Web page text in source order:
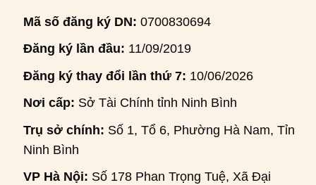
Mã số đăng ký DN: 0700830694
Đăng ký lần đầu: 11/09/2019
Đăng ký thay đổi lần thứ 7: 10/06/2026
Nơi cấp: Sở Tài Chính tỉnh Ninh Bình
Trụ sở chính: Số 1, Tổ 6, Phường Hà Nam, Tỉnh
Ninh Bình
VP Hà Nội: Số 178 Phan Trọng Tuệ, Xã Đại